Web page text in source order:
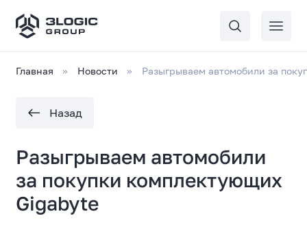
Главная Новости Разыгрываем автомобили за
Назад
Разыгрываем автомобили
за покупки комплектующих
Gigabyte